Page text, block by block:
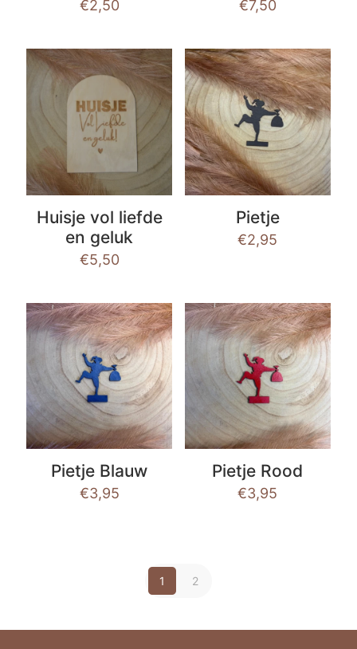
€2,50 €7,50
Huisje vol liefde
en geluk
€5,50
Pietje
€2,95
Pietje Blauw
€3,95
Pietje Rood
€3,95
1 2